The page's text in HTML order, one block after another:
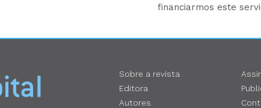
financiarmos este
Sobre a revista
Editora
Autores